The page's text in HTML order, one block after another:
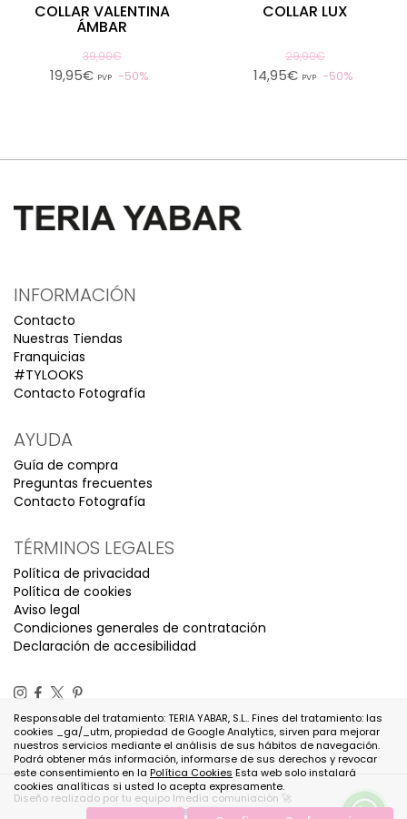
COLLAR VALENTINA
ÁMBAR
39,90€
19,95€ PVP 50%
COLLAR LUX
29,90€
14,95€ PVP 50%
INFORMACIÓN
Contacto
Nuestras Tiendas
Franquicias
#TYLOOKS
Contacto Fotografía
AYUDA
Guía de compra
Preguntas frecuentes
Contacto Fotografía
TÉRMINOS LEGALES
Política de privacidad
Política de cookies
Aviso legal
Condiciones generales de contratación
Declaración de accesibilidad
Diseño realizado por tu equipo Imedia comuniación 🚀
Responsable del tratamiento: TERIA YABAR, S.L.. Fines del tratamiento: las
cookies _ga/_utm, propiedad de Google Analytics, sirven para mejorar
nuestros servicios mediante el análisis de sus hábitos de navegación.
Podrá obtener más información, informarse de sus derechos y revocar
este consentimiento en la Política Cookies Esta web solo instalará
cookies analíticas si usted lo acepta expresamente.